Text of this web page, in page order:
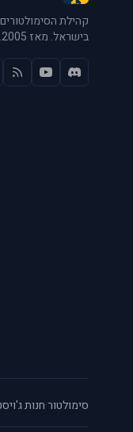
קהילת
בישראל. מאז 2005.
סימולטור·חנות